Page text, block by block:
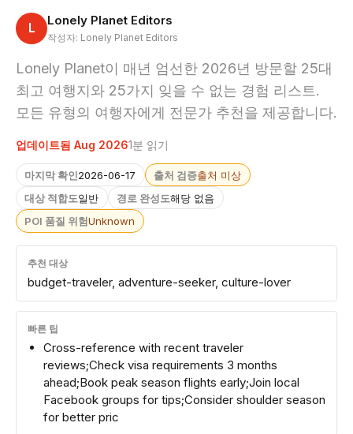
L Lonely Planet Editors
작성자: Lonely Planet Editors
Lonely Planet이 매년 엄선한 2026년 방문할 25대
최고 여행지와 25가지 잊을 수 없는 경험 리스트.
모든 유형의 여행자에게 전문가 추천을 제공합니다.
업데이트됨 Aug 20261분 읽기
마지막 확인2026-06-17 출처 검증출처 미상
대상 적합도일반 경로 완성도해당 없음
POI 품질 위험Unknown
추천 대상
budget-traveler, adventure-seeker, culture-lover
빠른 팁
Cross-reference with recent traveler
reviews;Check visa requirements 3 months
ahead;Book peak season flights early;Join local
Facebook groups for tips;Consider shoulder season
for better pric